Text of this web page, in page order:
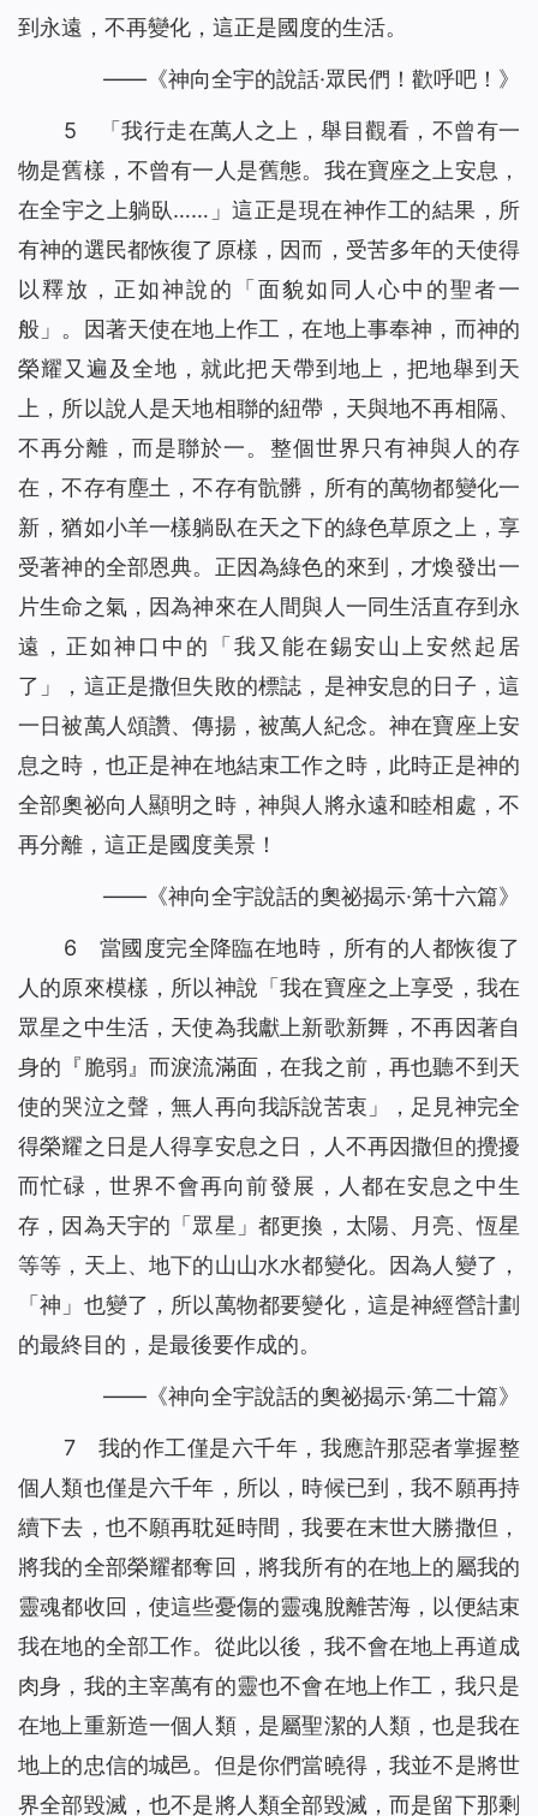
到永遠，不再變化，這正是國度的生活。
——《神向全宇的說話·眾民們！歡呼吧！》
5 「我行走在萬人之上，舉目觀看，不曾有一
物是舊樣，不曾有一人是舊態。我在寶座之上安息，
在全宇之上躺臥……」這正是現在神作工的結果，所
有神的選民都恢復了原樣，因而，受苦多年的天使得
以釋放，正如神說的「面貌如同人心中的聖者一
般」。因著天使在地上作工，在地上事奉神，而神的
榮耀又遍及全地，就此把天帶到地上，把地舉到天
上，所以說人是天地相聯的紐帶，天與地不再相隔、
不再分離，而是聯於一。整個世界只有神與人的存
在，不存有塵土，不存有骯髒，所有的萬物都變化一
新，猶如小羊一樣躺臥在天之下的綠色草原之上，享
受著神的全部恩典。正因為綠色的來到，才煥發出一
片生命之氣，因為神來在人間與人一同生活直存到永
遠，正如神口中的「我又能在錫安山上安然起居
了」，這正是撒但失敗的標誌，是神安息的日子，這
一日被萬人頌讚、傳揚，被萬人紀念。神在寶座上安
息之時，也正是神在地結束工作之時，此時正是神的
全部奧祕向人顯明之時，神與人將永遠和睦相處，不
再分離，這正是國度美景！
——《神向全宇說話的奧祕揭示·第十六篇》
6 當國度完全降臨在地時，所有的人都恢復了
人的原來模樣，所以神說「我在寶座之上享受，我在
眾星之中生活，天使為我獻上新歌新舞，不再因著自
身的『脆弱』而淚流滿面，在我之前，再也聽不到天
使的哭泣之聲，無人再向我訴說苦衷」，足見神完全
得榮耀之日是人得享安息之日，人不再因撒但的攪擾
而忙碌，世界不會再向前發展，人都在安息之中生
存，因為天宇的「眾星」都更換，太陽、月亮、恆星
等等，天上、地下的山山水水都變化。因為人變了，
「神」也變了，所以萬物都要變化，這是神經營計劃
的最終目的，是最後要作成的。
——《神向全宇說話的奧祕揭示·第二十篇》
7 我的作工僅是六千年，我應許那惡者掌握整
個人類也僅是六千年，所以，時候已到，我不願再持
續下去，也不願再耽延時間，我要在末世大勝撒但，
將我的全部榮耀都奪回，將我所有的在地上的屬我的
靈魂都收回，使這些憂傷的靈魂脫離苦海，以便結束
我在地的全部工作。從此以後，我不會在地上再道成
肉身，我的主宰萬有的靈也不會在地上作工，我只是
在地上重新造一個人類，是屬聖潔的人類，也是我在
地上的忠信的城邑。但是你們當曉得，我並不是將世
界全部毀滅，也不是將人類全部毀滅，而是留下那剩